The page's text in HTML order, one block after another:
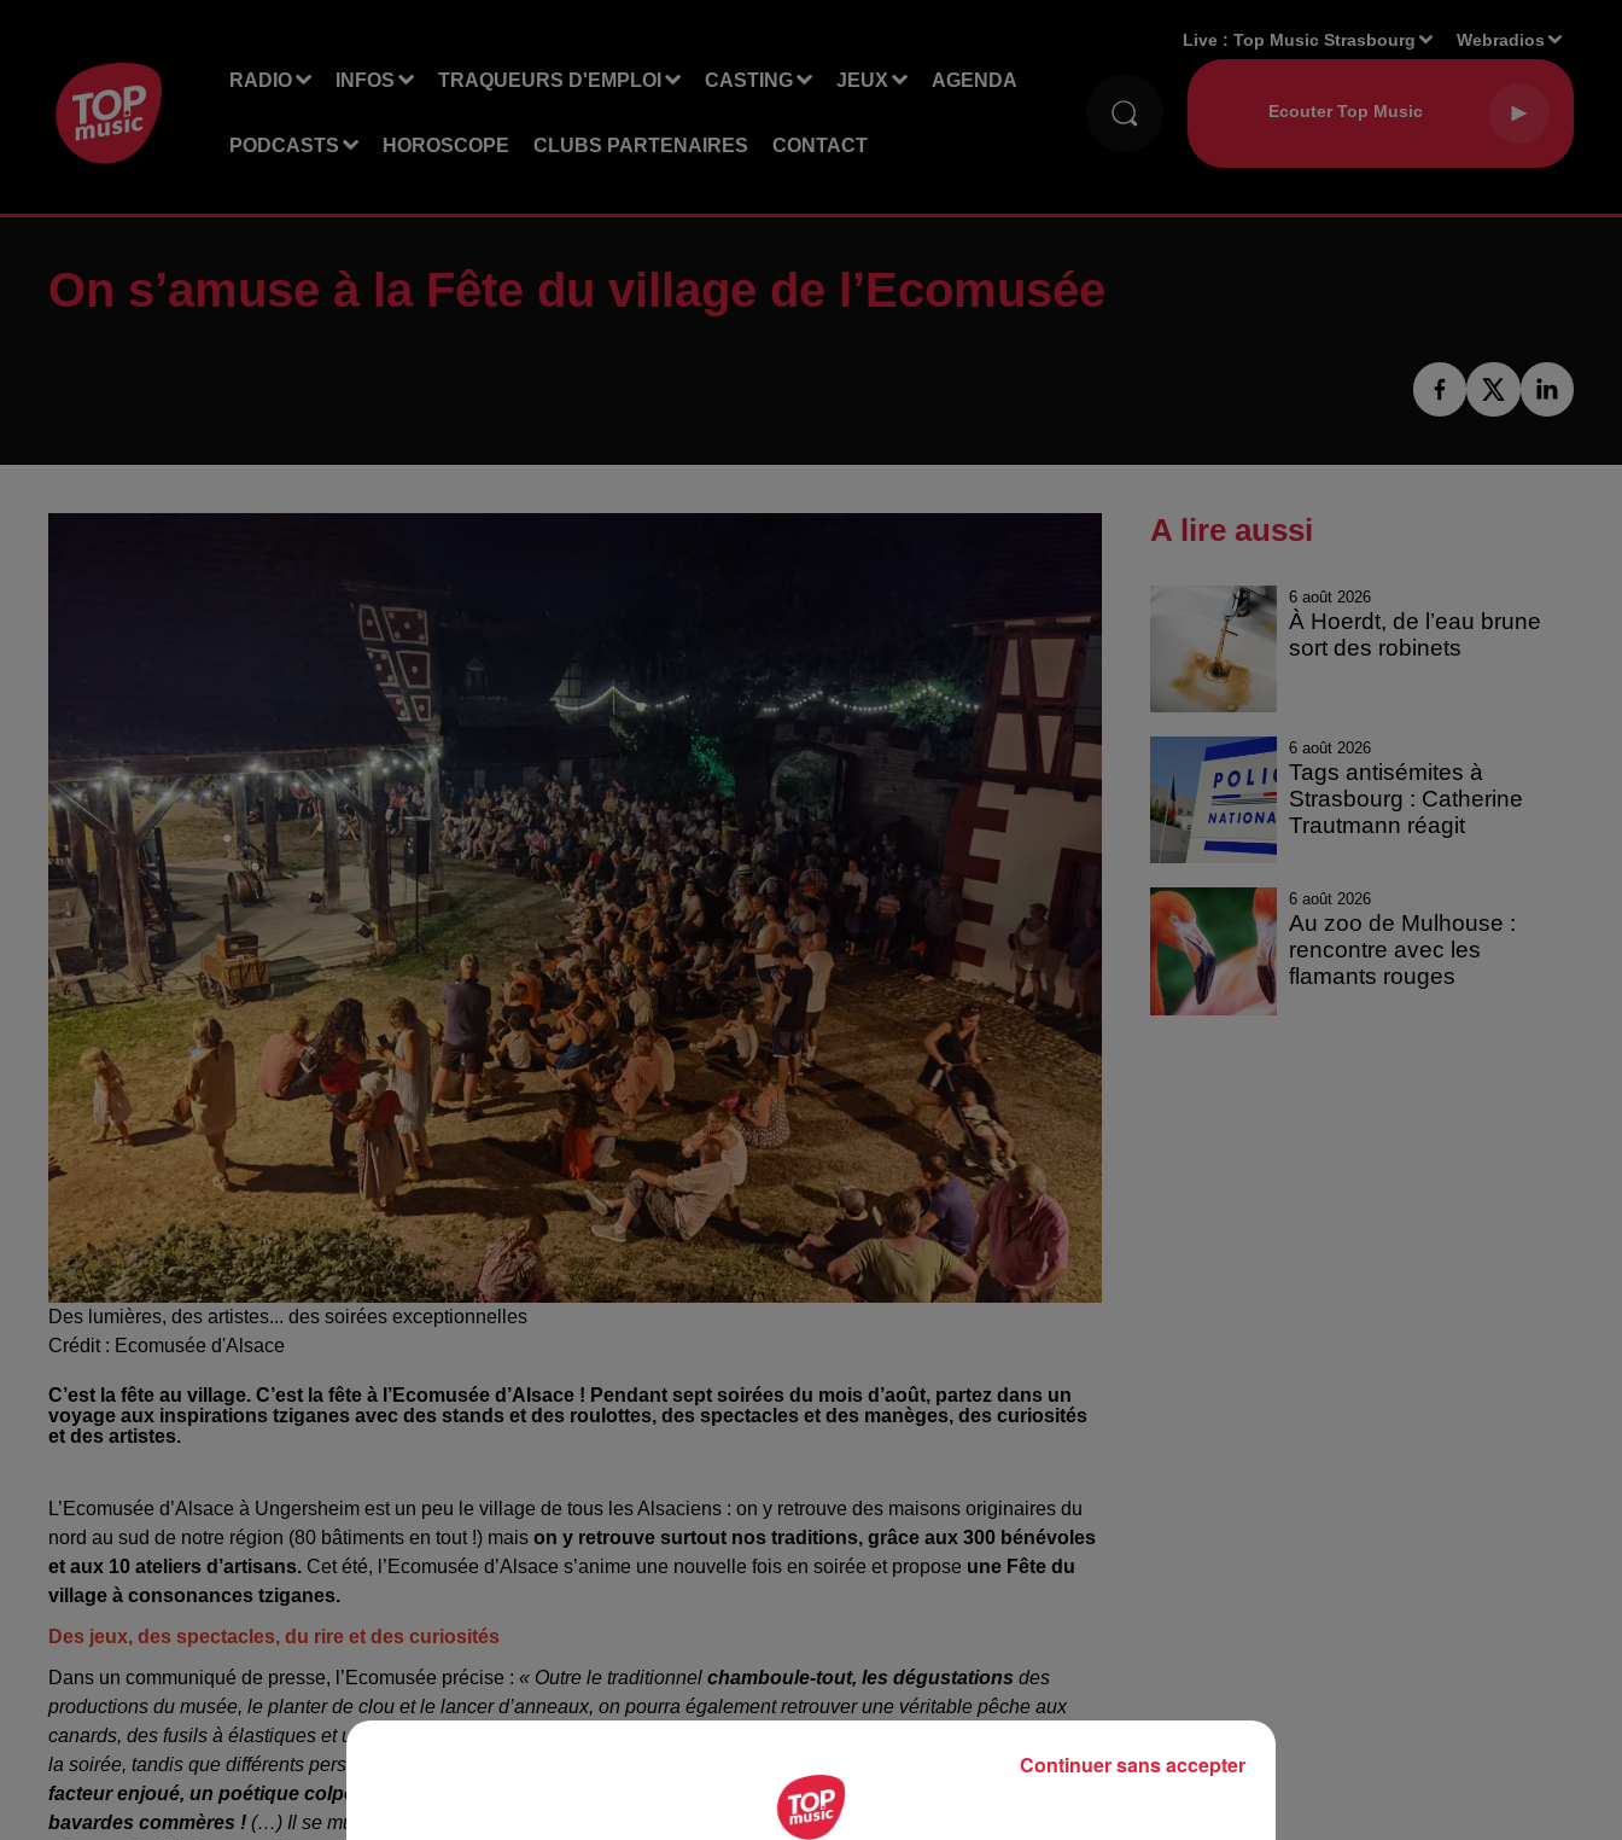
RADIO INFOS TRAQUEURS D'EMPLOI CASTING JEUX AGENDA
PODCASTS HOROSCOPE CLUBS PARTENAIRES CONTACT
Live :Top Music Strasbourg Webradios
On s’amuse à la Fête du village de l’Ecomusée
Des lumières, des artistes... des soirées exceptionnelles
Crédit : Ecomusée d'Alsace
C’est la fête au village. C’est la fête à l’Ecomusée d’Alsace ! Pendant sept soirées du mois d’août, partez dans un
voyage aux inspirations tziganes avec des stands et des roulottes, des spectacles et des manèges, des curiosités
et des artistes.
L’Ecomusée d’Alsace à Ungersheim est un peu le village de tous les Alsaciens : on y retrouve des maisons originaires du
nord au sud de notre région (80 bâtiments en tout !) mais on y retrouve surtout nos traditions, grâce aux 300 bénévoles
et aux 10 ateliers d’artisans. Cet été, l’Ecomusée d’Alsace s’anime une nouvelle fois en soirée et propose une Fête du
village à consonances tziganes.
Des jeux, des spectacles, du rire et des curiosités
Dans un communiqué de presse, l’Ecomusée précise : « Outre le traditionnel chamboule-tout, les dégustations des
productions du musée, le planter de clou et le lancer d’anneaux, on pourra également retrouver une véritable pêche aux
canards, des fusils à élastiques et une piste de quilles !
la soirée, tandis que différents personnages du village feront leur apparition :
un garde champêtre un peu trop zélé, un
facteur enjoué, un poétique colporteur, une mystérieuse voyante, de charmantes lavandières ou encore de
bavardes commères ! (…) Il se murmure que
devraient déambuler dans les allées du village : bulles
A lire aussi
6 août 2026
À Hoerdt, de l’eau brune
sort des robinets
6 août 2026
Tags antisémites à
Strasbourg : Catherine
Trautmann réagit
6 août 2026
Au zoo de Mulhouse :
rencontre avec les
flamants rouges
Continuer sans accepter